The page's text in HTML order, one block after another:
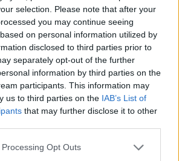
selection. Please note that after your
you may continue seeing
on personal information utilized by
disclosed to third parties prior to
separately opt-out of the further
information by third parties on the
participants. This information may
us to third parties on the IAB’s List of
that may further disclose it to other
website/app uses one or more Google
Opt Outs
γίνεται
παιδιά ακούν βρισιές. Είναι
ως φυσικό λεξιλόγιο.
λεξιλόγιο γίνεται
παύει να είναι
όταν απευθύνεται σε